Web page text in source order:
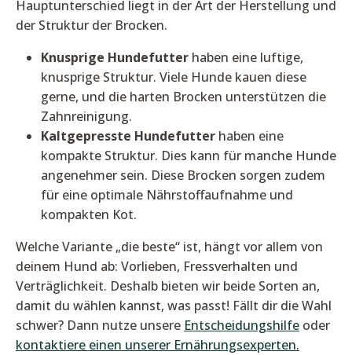
Hauptunterschied liegt in der Art der Herstellung und
der Struktur der Brocken.
Knusprige Hundefutter haben eine luftige,
knusprige Struktur. Viele Hunde kauen diese
gerne, und die harten Brocken unterstützen die
Zahnreinigung.
Kaltgepresste Hundefutter haben eine
kompakte Struktur. Dies kann für manche Hunde
angenehmer sein. Diese Brocken sorgen zudem
für eine optimale Nährstoffaufnahme und
kompakten Kot.
Welche Variante „die beste“ ist, hängt vor allem von
deinem Hund ab: Vorlieben, Fressverhalten und
Verträglichkeit. Deshalb bieten wir beide Sorten an,
damit du wählen kannst, was passt! Fällt dir die Wahl
schwer? Dann nutze unsere Entscheidungshilfe oder
kontaktiere einen unserer Ernährungsexperten.